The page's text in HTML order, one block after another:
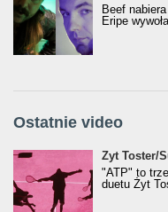
Beef
Eripe
Ostatnie video
Żyt Toster/SurfAir -
Żyt Toster/
"ATP" to
duetu Żyt